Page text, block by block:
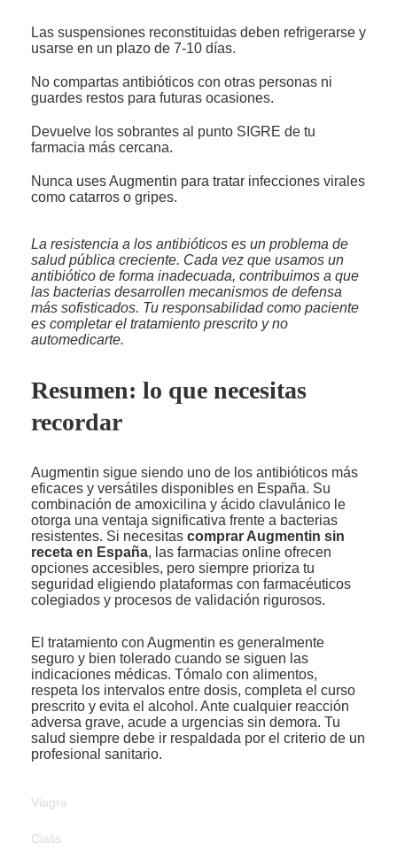
Las suspensiones reconstituidas deben refrigerarse y
usarse en un plazo de 7-10 días.
No compartas antibióticos con otras personas ni
guardes restos para futuras ocasiones.
Devuelve los sobrantes al punto SIGRE de tu
farmacia más cercana.
Nunca uses Augmentin para tratar infecciones virales
como catarros o gripes.
La resistencia a los antibióticos es un problema de
salud pública creciente. Cada vez que usamos un
antibiótico de forma inadecuada, contribuimos a que
las bacterias desarrollen mecanismos de defensa
más sofisticados. Tu responsabilidad como paciente
es completar el tratamiento prescrito y no
automedicarte.
Resumen: lo que necesitas
recordar
Augmentin sigue siendo uno de los antibióticos más
eficaces y versátiles disponibles en España. Su
combinación de amoxicilina y ácido clavulánico le
otorga una ventaja significativa frente a bacterias
resistentes. Si necesitas comprar Augmentin sin
receta en España, las farmacias online ofrecen
opciones accesibles, pero siempre prioriza tu
seguridad eligiendo plataformas con farmacéuticos
colegiados y procesos de validación rigurosos.
El tratamiento con Augmentin es generalmente
seguro y bien tolerado cuando se siguen las
indicaciones médicas. Tómalo con alimentos,
respeta los intervalos entre dosis, completa el curso
prescrito y evita el alcohol. Ante cualquier reacción
adversa grave, acude a urgencias sin demora. Tu
salud siempre debe ir respaldada por el criterio de un
profesional sanitario.
Viagra
Cialis